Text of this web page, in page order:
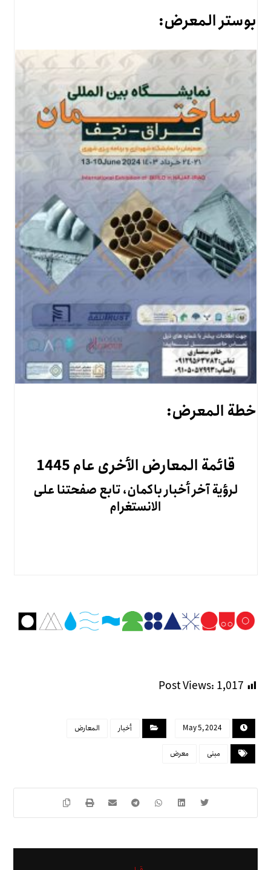
بوستر المعرض:
خطة المعرض:
قائمة المعارض الأخرى عام 1445
لرؤية آخر أخبار باكمان، تابع صفحتنا على
الانستغرام
Post Views: 1,017
May 5, 2024 أخبار المعارض
مبنى معرض